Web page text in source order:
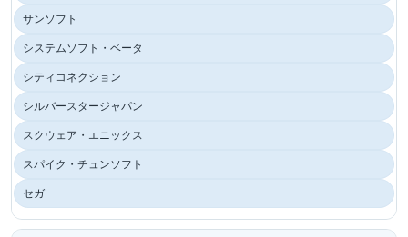
サンソフト
システムソフト・ベータ
シティコネクション
シルバースタージャパン
スクウェア・エニックス
スパイク・チュンソフト
セガ